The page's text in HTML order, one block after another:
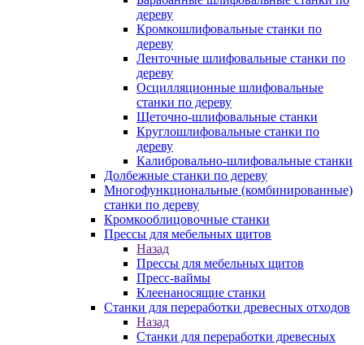
дереву
Кромкошлифовальные станки по
дереву
Ленточные шлифовальные станки по
дереву
Осцилляционные шлифовальные
станки по дереву
Щеточно-шлифовальные станки
Круглошлифовальные станки по
дереву
Калибровально-шлифовальные станки
Долбежные станки по дереву
Многофункциональные (комбинированные)
станки по дереву
Кромкооблицовочные станки
Прессы для мебельных щитов
Назад
Прессы для мебельных щитов
Пресс-ваймы
Клеенаносящие станки
Станки для переработки древесных отходов
Назад
Станки для переработки древесных